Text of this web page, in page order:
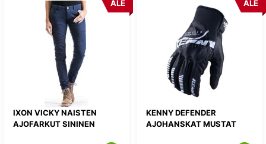
IXON VICKY NAISTEN
AJOFARKUT SININEN
ALE
KENNY DEFENDER
AJOHANSKAT MUSTAT
ALE